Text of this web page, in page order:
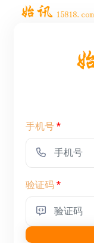
手机号*
验证码*